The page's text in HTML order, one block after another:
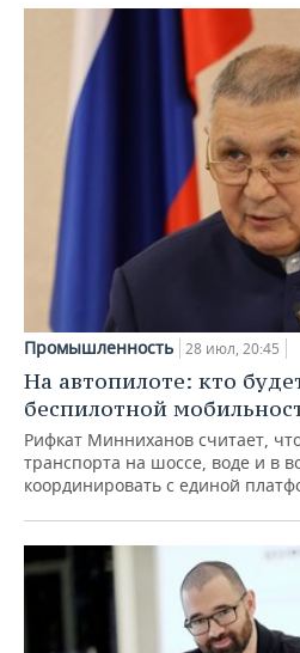
Промышленность 28 июл, 20:45
На автопилоте: кто
беспилотной
Рифкат Минниханов считает,
транспорта на шоссе, воде и в
координировать с единой